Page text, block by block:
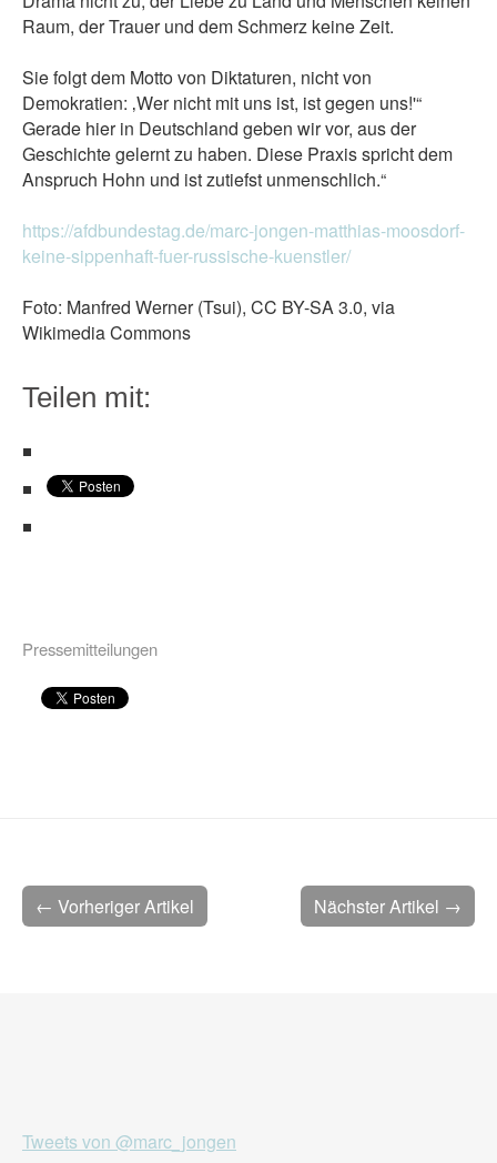
Raum, der Trauer und dem Schmerz keine Zeit.
Sie folgt dem Motto von Diktaturen, nicht von
Demokratien: ‚Wer nicht mit uns ist, ist gegen uns!'“
Gerade hier in Deutschland geben wir vor, aus der
Geschichte gelernt zu haben. Diese Praxis spricht dem
Anspruch Hohn und ist zutiefst unmenschlich.“
https://afdbundestag.de/marc-jongen-matthias-moosdorf-
keine-sippenhaft-fuer-russische-kuenstler/
Foto: Manfred Werner (Tsui), CC BY-SA 3.0, via
Wikimedia Commons
Teilen mit:
Pressemitteilungen
Nächster Artikel →
← Vorheriger Artikel
Tweets von @marc_jongen